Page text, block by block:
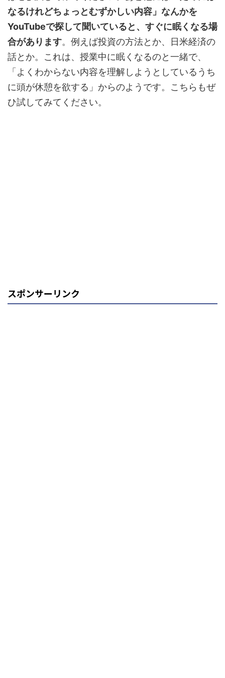
なるけれどちょっとむずかしい内容」なんかを
YouTubeで探して聞いていると、すぐに眠くなる場
合があります。例えば投資の方法とか、日米経済の
話とか。これは、授業中に眠くなるのと一緒で、
「よくわからない内容を理解しようとしているうち
に頭が休憩を欲する」からのようです。こちらもぜ
ひ試してみてください。
スポンサーリンク